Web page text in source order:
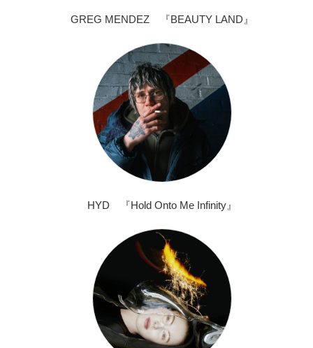
GREG MENDEZ 『BEAUTY LAND』
HYD 『Hold Onto Me Infinity』